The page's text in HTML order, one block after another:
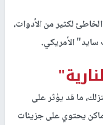
لكثير من الأدوات،
سايد" الأمريكي.
ما قد يؤثر على
يحتوي على جزيئات